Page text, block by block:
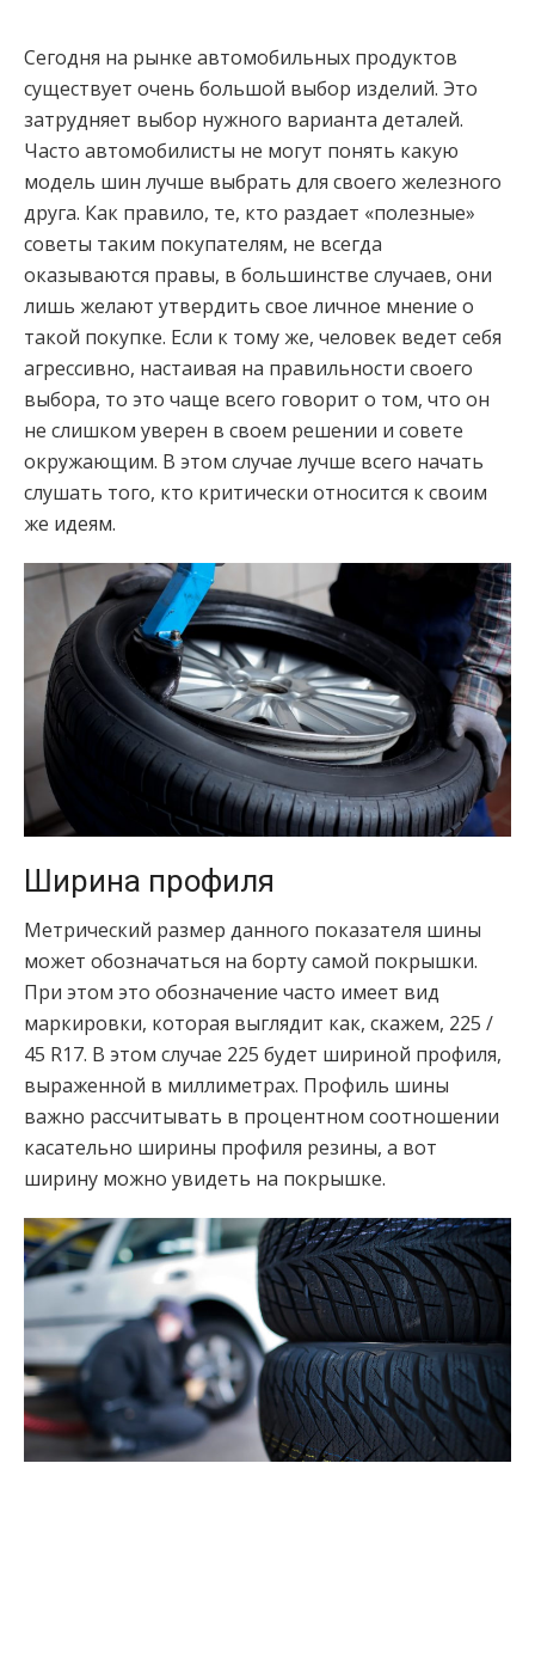
Сегодня на рынке автомобильных продуктов
существует очень большой выбор изделий. Это
затрудняет выбор нужного варианта деталей.
Часто автомобилисты не могут понять какую
модель шин лучше выбрать для своего железного
друга. Как правило, те, кто раздает «полезные»
советы таким покупателям, не всегда
оказываются правы, в большинстве случаев, они
лишь желают утвердить свое личное мнение о
такой покупке. Если к тому же, человек ведет себя
агрессивно, настаивая на правильности своего
выбора, то это чаще всего говорит о том, что он
не слишком уверен в своем решении и совете
окружающим. В этом случае лучше всего начать
слушать того, кто критически относится к своим
же идеям.
Ширина профиля
Метрический размер данного показателя шины
может обозначаться на борту самой покрышки.
При этом это обозначение часто имеет вид
маркировки, которая выглядит как, скажем, 225 /
45 R17. В этом случае 225 будет шириной профиля,
выраженной в миллиметрах. Профиль шины
важно рассчитывать в процентном соотношении
касательно ширины профиля резины, а вот
ширину можно увидеть на покрышке.